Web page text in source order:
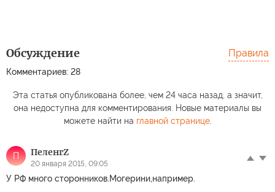
Обсуждение
Комментариев: 28
Правила
Эта статья опубликована более, чем 24 часа назад, а значит,
она недоступна для комментирования. Новые материалы вы
можете найти на главной странице.
П ПеленгZ
20 января 2015, 09:05
У РФ много сторонников.Могерини,например.